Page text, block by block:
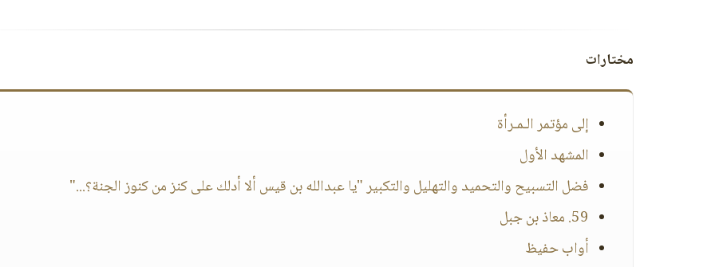
مختارات
إلى مؤتمر الـمـرأة
المشهد الأول
فضل التسبيح والتحميد والتهليل والتكبير "يا عبدالله بن قيس ألا أدلك على كنز من كنوز الجنة؟..."
59. معاذ بن جبل
أواب حفيظ